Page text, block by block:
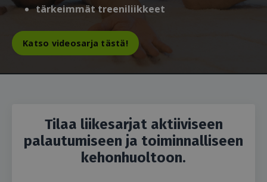
tärkeimmät treeniliikkeet
Katso videosarja tästä!
Tilaa liikesarjat aktiiviseen
palautumiseen ja toiminnalliseen
kehonhuoltoon.